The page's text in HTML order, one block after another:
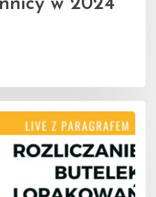
w 2024